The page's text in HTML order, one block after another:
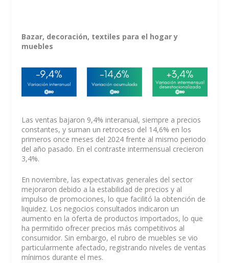
Bazar, decoración, textiles para el hogar y
muebles
Las ventas bajaron 9,4% interanual, siempre a precios
constantes, y suman un retroceso del 14,6% en los
primeros once meses del 2024 frente al mismo periodo
del año pasado. En el contraste intermensual crecieron
3,4%.
En noviembre, las expectativas generales del sector
mejoraron debido a la estabilidad de precios y al
impulso de promociones, lo que facilitó la obtención de
liquidez. Los negocios consultados indicaron un
aumento en la oferta de productos importados, lo que
ha permitido ofrecer precios más competitivos al
consumidor. Sin embargo, el rubro de muebles se vio
particularmente afectado, registrando niveles de ventas
mínimos durante el mes.